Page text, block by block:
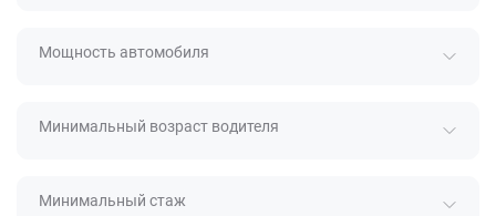
Мощность автомобиля
Минимальный возраст водителя
Минимальный стаж